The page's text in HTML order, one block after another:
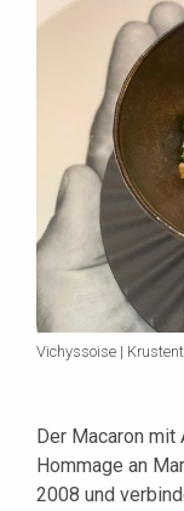
Vichyssoise |
Der Macaron mit
Hommage an
2008 und